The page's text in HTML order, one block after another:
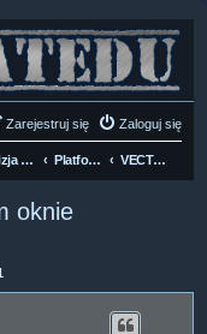
Zaloguj się
Zarejestruj się
Telewizja Kablowa DVB-C Platformy Kablowe VECTRA
oknie